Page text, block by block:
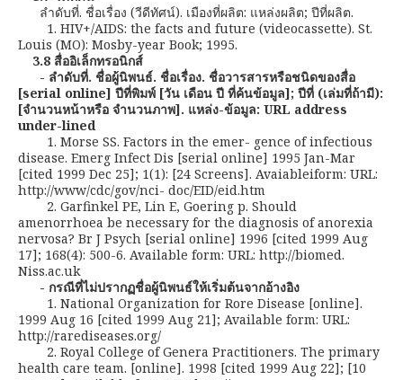
ลำดับที่. ชื่อเรื่อง (วีดีทัศน์). เมืองที่ผลิต: แหล่งผลิต; ปีที่ผลิต.
1. HIV+/AIDS: the facts and future (videocassette). St.
Louis (MO): Mosby-year Book; 1995.
3.8 สื่ออิเล็กทรอนิกส์
- ลำดับที่. ชื่อผู้นิพนธ์. ชื่อเรื่อง. ชื่อวารสารหรือชนิดของสื่อ
[serial online] ปีที่พิมพ์ [วัน เดือน ปี ที่ค้นข้อมูล]; ปีที่ (เล่มที่ถ้ามี):
[จำนวนหน้าหรือ จำนวนภาพ]. แหล่ง-ข้อมูล: URL address
under-lined
1. Morse SS. Factors in the emer- gence of infectious
disease. Emerg Infect Dis [serial online] 1995 Jan-Mar
[cited 1999 Dec 25]; 1(1): [24 Screens]. Avaiableiform: URL:
http://www/cdc/gov/nci- doc/EID/eid.htm
2. Garfinkel PE, Lin E, Goering p. Should
amenorrhoea be necessary for the diagnosis of anorexia
nervosa? Br J Psych [serial online] 1996 [cited 1999 Aug
17]; 168(4): 500-6. Available form: URL: http://biomed.
Niss.ac.uk
- กรณีที่ไม่ปรากฏชื่อผู้นิพนธ์ให้เริ่มต้นจากอ้างอิง
1. National Organization for Rore Disease [online].
1999 Aug 16 [cited 1999 Aug 21]; Available form: URL:
http://rarediseases.org/
2. Royal College of Genera Practitioners. The primary
health care team. [online]. 1998 [cited 1999 Aug 22]; [10